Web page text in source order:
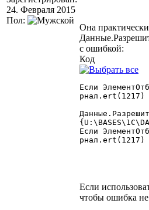
24. Февраля 2015
Пол:
Она
с ошибкой:
Код
Если
рнал.ert(1217)
Если
Если
чтобы ошибка не